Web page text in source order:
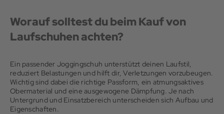
Worauf solltest du beim Kauf von
Laufschuhen achten?
Ein passender Joggingschuh unterstützt deinen Laufstil,
reduziert Belastungen und hilft dir, Verletzungen vorzubeugen.
Wichtig sind dabei die richtige Passform, ein atmungsaktives
Obermaterial und eine ausgewogene Dämpfung. Je nach
Untergrund und Einsatzbereich unterscheiden sich Aufbau und
Eigenschaften.